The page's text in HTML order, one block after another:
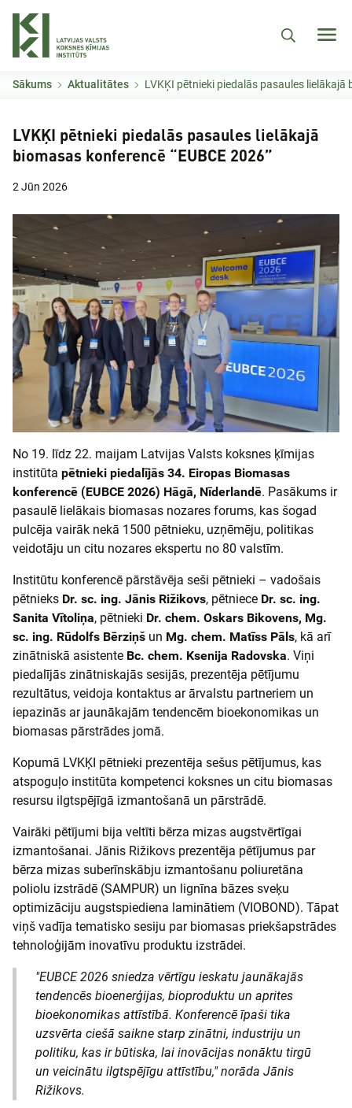
Sākums Aktualitātes LVKĶI pētnieki piedalās pasaules lielākajā biomasas
LVKĶI pētnieki piedalās pasaules lielākajā
biomasas konferencē “EUBCE 2026”
2 Jūn 2026
No 19. līdz 22. maijam Latvijas Valsts koksnes ķīmijas
institūta pētnieki piedalījās 34. Eiropas Biomasas
konferencē (EUBCE 2026) Hāgā, Nīderlandē. Pasākums ir
pasaulē lielākais biomasas nozares forums, kas šogad
pulcēja vairāk nekā 1500 pētnieku, uzņēmēju, politikas
veidotāju un citu nozares ekspertu no 80 valstīm.
Institūtu konferencē pārstāvēja seši pētnieki – vadošais
pētnieks Dr. sc. ing. Jānis Rižikovs, pētniece Dr. sc. ing.
Sanita Vītoliņa, pētnieki Dr. chem. Oskars Bikovens, Mg.
sc. ing. Rūdolfs Bērziņš un Mg. chem. Matīss Pāls, kā arī
zinātniskā asistente Bc. chem. Ksenija Radovska. Viņi
piedalījās zinātniskajās sesijās, prezentēja pētījumu
rezultātus, veidoja kontaktus ar ārvalstu partneriem un
iepazinās ar jaunākajām tendencēm bioekonomikas un
biomasas pārstrādes jomā.
Kopumā LVKĶI pētnieki prezentēja sešus pētījumus, kas
atspoguļo institūta kompetenci koksnes un citu biomasas
resursu ilgtspējīgā izmantošanā un pārstrādē.
Vairāki pētījumi bija veltīti bērza mizas augstvērtīgai
izmantošanai. Jānis Rižikovs prezentēja pētījumus par
bērza mizas suberīnskābju izmantošanu poliuretāna
poliolu izstrādē (SAMPUR) un lignīna bāzes sveķu
optimizāciju augstspiediena laminātiem (VIOBOND). Tāpat
viņš vadīja tematisko sesiju par biomasas priekšapstrādes
tehnoloģijām inovatīvu produktu izstrādei.
"EUBCE 2026 sniedza vērtīgu ieskatu jaunākajās
tendencēs bioenerģijas, bioproduktu un aprites
bioekonomikas attīstībā. Konferencē īpaši tika
uzsvērta ciešā saikne starp zinātni, industriju un
politiku, kas ir būtiska, lai inovācijas nonāktu tirgū
un veicinātu ilgtspējīgu attīstību,"norāda Jānis
Rižikovs.